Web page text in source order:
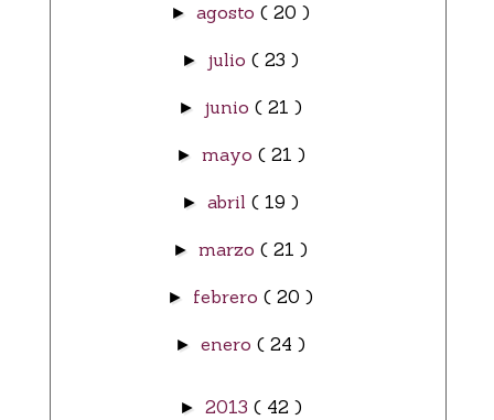
► agosto ( 20 )
► julio ( 23 )
► junio ( 21 )
► mayo ( 21 )
► abril ( 19 )
► marzo ( 21 )
► febrero ( 20 )
► enero ( 24 )
► 2013 ( 42 )